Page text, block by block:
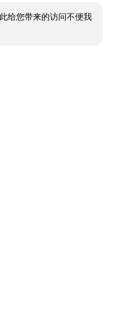
给您带来的访问不便我